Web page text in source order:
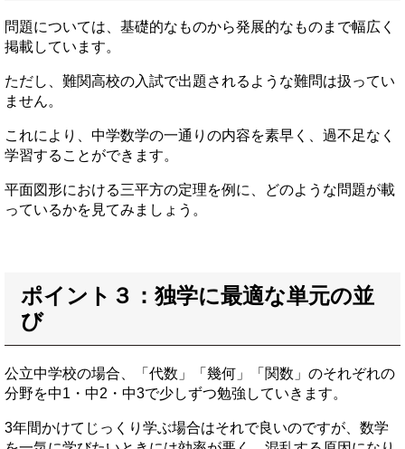
問題については、基礎的なものから発展的なものまで幅広く
掲載しています。
ただし、難関高校の入試で出題されるような難問は扱ってい
ません。
これにより、中学数学の一通りの内容を素早く、過不足なく
学習することができます。
平面図形における三平方の定理を例に、どのような問題が載
っているかを見てみましょう。
ポイント３：独学に最適な単元の並
び
公立中学校の場合、「代数」「幾何」「関数」のそれぞれの
分野を中1・中2・中3で少しずつ勉強していきます。
3年間かけてじっくり学ぶ場合はそれで良いのですが、数学